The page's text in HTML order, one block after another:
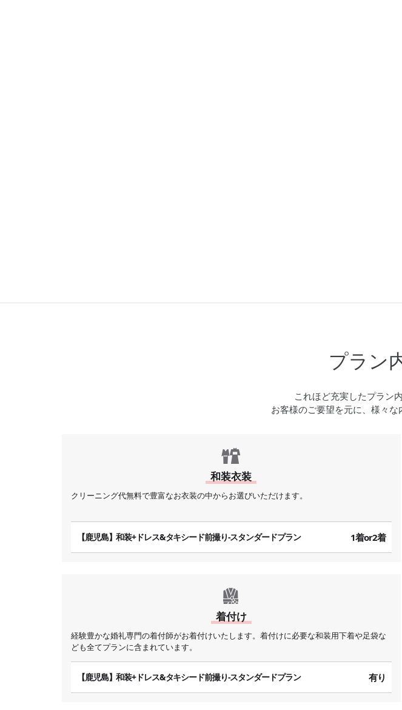
プラン
これほど充実したプラン
お客様のご要望を元に、様々な
和装衣装
クリーニング代無料で豊富なお衣装の中からお選びいただけます。
【鹿児島】和装+ドレス&タキシード前撮り-スタンダードプラン 1着or2着
着付け
経験豊かな婚礼専門の着付師がお着付けいたします。着付けに必要な和装用下着や足袋な
ども全てプランに含まれています。
【鹿児島】和装+ドレス&タキシード前撮り-スタンダードプラン 有り